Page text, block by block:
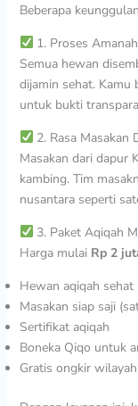
Beberapa
1. Proses
Semua hewan
dijamin sehat. Kamu
untuk bukti
2. Rasa Masakan
Masakan dari dapur
kambing. Tim
nusantara seperti
3. Paket Aqiqah
Harga mulai Rp 2
Hewan aqiqah sehat
Masakan siap saji
Sertifikat aqiqah
Boneka Qiqo untuk
Gratis ongkir